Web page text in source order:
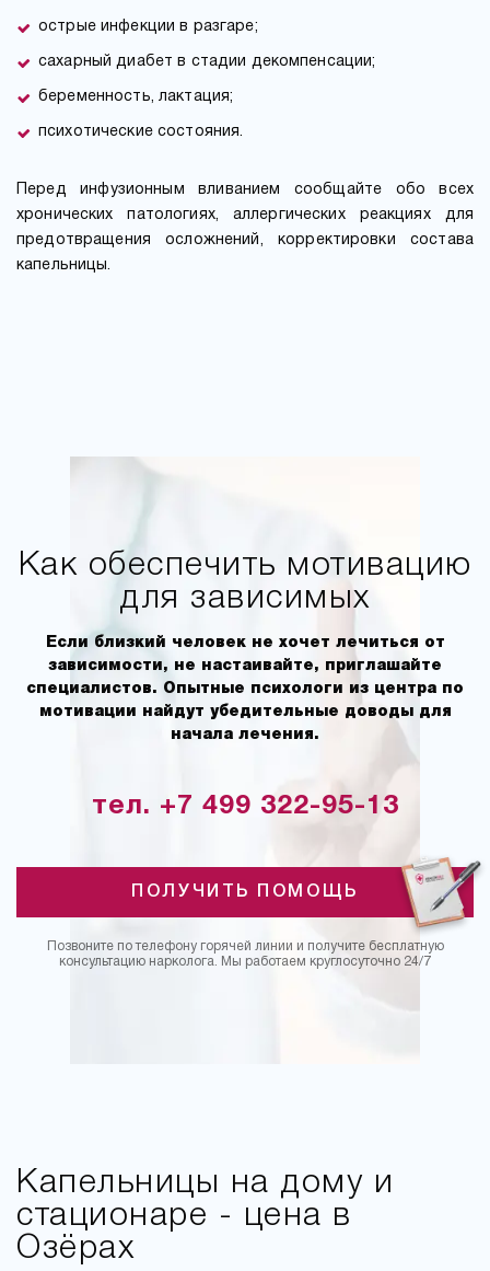
острые инфекции в разгаре;
сахарный диабет в стадии декомпенсации;
беременность, лактация;
психотические состояния.
Перед инфузионным вливанием сообщайте обо всех
хронических патологиях, аллергических реакциях для
предотвращения осложнений, корректировки состава
капельницы.
Как обеспечить мотивацию
для зависимых
Если близкий человек не хочет лечиться от
зависимости, не настаивайте, приглашайте
специалистов. Опытные психологи из центра по
мотивации найдут убедительные доводы для
начала лечения.
тел. +7 499 322-95-13
ПОЛУЧИТЬ ПОМОЩЬ
Позвоните по телефону горячей линии и получите бесплатную
консультацию нарколога. Мы работаем круглосуточно 24/7
Капельницы на дому и
стационаре - цена в
Озёрах